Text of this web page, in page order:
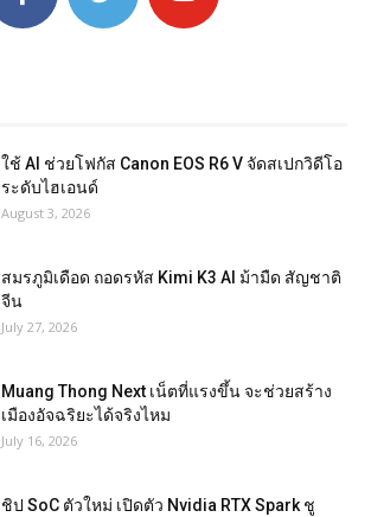
ใช้ AI ช่วยโฟกัส Canon EOS R6 V จัดสเปกวิดีโอ
ระดับไฮเอนด์
August 3, 2026
สมรภูมิเดือด ถอดรหัส Kimi K3 AI ม้ามืด สัญชาติ
จีน
July 27, 2026
Muang Thong Next เน็ตที่แรงขึ้น จะช่วยสร้าง
เมืองอัจฉริยะได้จริงไหม
July 16, 2026
ชิป SoC ตัวใหม่ เปิดตัว Nvidia RTX Spark ชู